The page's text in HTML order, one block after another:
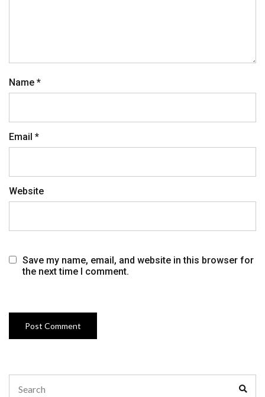
Name *
Email *
Website
Save my name, email, and website in this browser for
the next time I comment.
for: